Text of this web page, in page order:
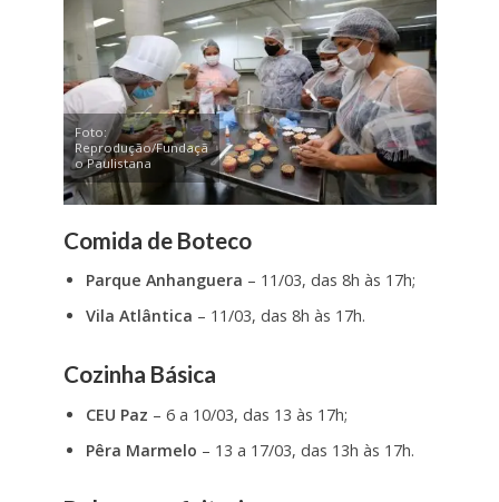
Foto:
Reprodução/Fundaçã
o Paulistana
Comida de Boteco
Parque Anhanguera – 11/03, das 8h às 17h;
Vila Atlântica – 11/03, das 8h às 17h.
Cozinha Básica
CEU Paz – 6 a 10/03, das 13 às 17h;
Pêra Marmelo – 13 a 17/03, das 13h às 17h.